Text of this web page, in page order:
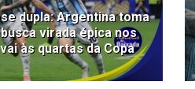
dupla: Argentina toma
virada épica nos
às quartas da Copa